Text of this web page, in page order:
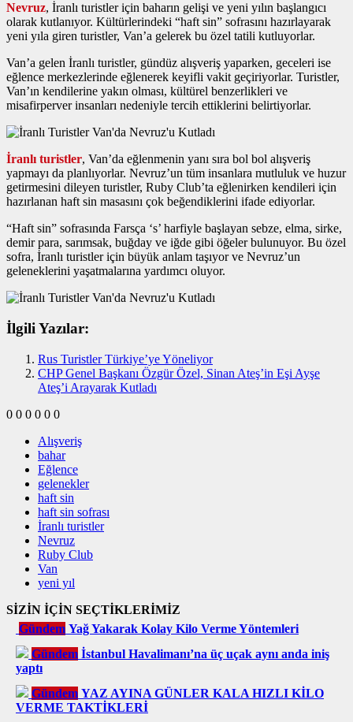
Nevruz, İranlı turistler için baharın gelişi ve yeni yılın başlangıcı
olarak kutlanıyor. Kültürlerindeki “haft sin” sofrasını hazırlayarak
yeni yıla giren turistler, Van’a gelerek bu özel tatili kutluyorlar.
Van’a gelen İranlı turistler, gündüz alışveriş yaparken, geceleri ise
eğlence merkezlerinde eğlenerek keyifli vakit geçiriyorlar. Turistler,
Van’ın kendilerine yakın olması, kültürel benzerlikleri ve
misafirperver insanları nedeniyle tercih ettiklerini belirtiyorlar.
İranlı turistler, Van’da eğlenmenin yanı sıra bol bol alışveriş
yapmayı da planlıyorlar. Nevruz’un tüm insanlara mutluluk ve huzur
getirmesini dileyen turistler, Ruby Club’ta eğlenirken kendileri için
hazırlanan haft sin masasını çok beğendiklerini ifade ediyorlar.
“Haft sin” sofrasında Farsça ‘s’ harfiyle başlayan sebze, elma, sirke,
demir para, sarımsak, buğday ve iğde gibi öğeler bulunuyor. Bu özel
sofra, İranlı turistler için büyük anlam taşıyor ve Nevruz’un
geleneklerini yaşatmalarına yardımcı oluyor.
İlgili Yazılar:
Rus Turistler Türkiye’ye Yöneliyor
CHP Genel Başkanı Özgür Özel, Sinan Ateş’in Eşi Ayşe
Ateş’i Arayarak Kutladı
0 0 0 0 0 0
Alışveriş
bahar
Eğlence
gelenekler
haft sin
haft sin sofrası
İranlı turistler
Nevruz
Ruby Club
Van
yeni yıl
SİZİN İÇİN SEÇTİKLERİMİZ
Gündem Yağ Yakarak Kolay Kilo Verme Yöntemleri
Gündem İstanbul Havalimanı’na üç uçak aynı anda iniş
yaptı
Gündem YAZ AYINA GÜNLER KALA HIZLI KİLO
VERME TAKTİKLERİ